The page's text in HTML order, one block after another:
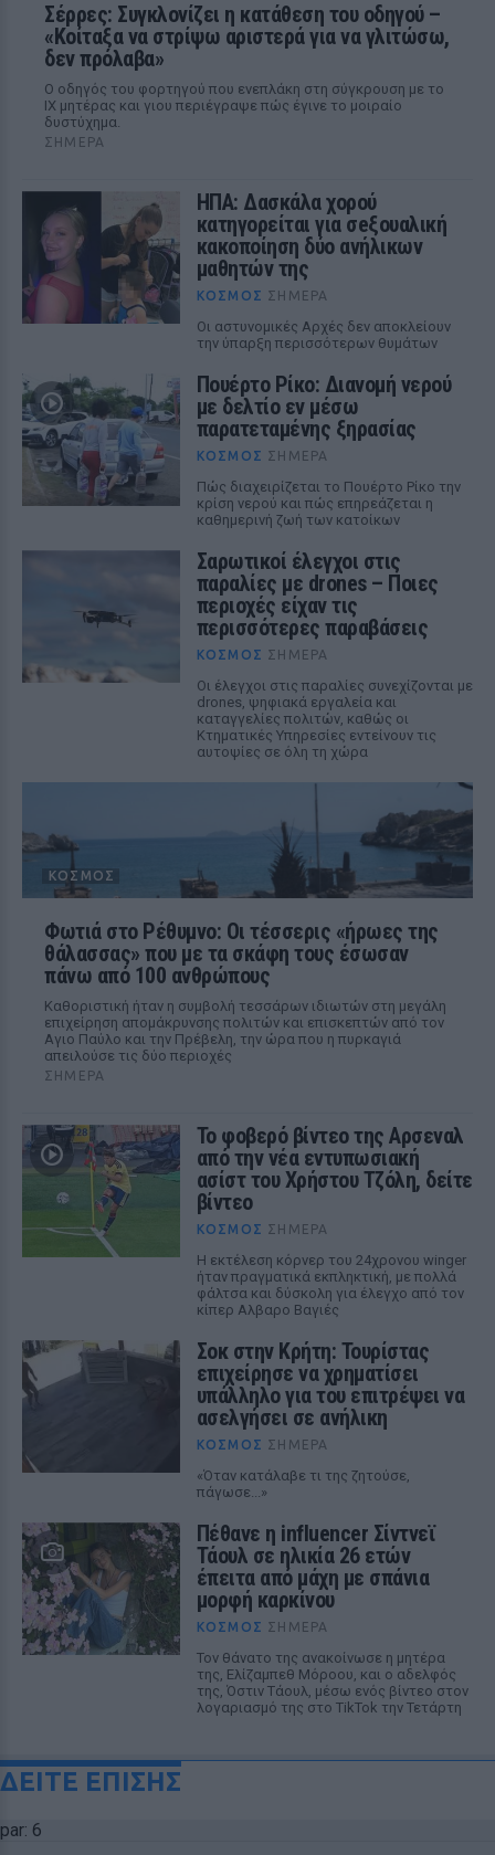
Σέρρες: Συγκλονίζει η κατάθεση του οδηγού –
«Κοίταξα να στρίψω αριστερά για να γλιτώσω,
δεν πρόλαβα»
Ο οδηγός του φορτηγού που ενεπλάκη στη σύγκρουση με το
ΙΧ μητέρας και γιου περιέγραψε πώς έγινε το μοιραίο
δυστύχημα.
ΣΉΜΕΡΑ
ΗΠΑ: Δασκάλα χορού
κατηγορείται για σeξουαλική
κακοποίηση δύο ανήλικων
μαθητών της
ΚΌΣΜΟΣ ΣΉΜΕΡΑ
Οι αστυνομικές Αρχές δεν αποκλείουν
την ύπαρξη περισσότερων θυμάτων
Πουέρτο Ρίκο: Διανομή νερού
με δελτίο εν μέσω
παρατεταμένης ξηρασίας
ΚΌΣΜΟΣ ΣΉΜΕΡΑ
Πώς διαχειρίζεται το Πουέρτο Ρίκο την
κρίση νερού και πώς επηρεάζεται η
καθημερινή ζωή των κατοίκων
Σαρωτικοί έλεγχοι στις
παραλίες με drones – Ποιες
περιοχές είχαν τις
περισσότερες παραβάσεις
ΚΌΣΜΟΣ ΣΉΜΕΡΑ
Οι έλεγχοι στις παραλίες συνεχίζονται με
drones, ψηφιακά εργαλεία και
καταγγελίες πολιτών, καθώς οι
Κτηματικές Υπηρεσίες εντείνουν τις
αυτοψίες σε όλη τη χώρα
ΚΌΣΜΟΣ
Φωτιά στο Ρέθυμνο: Οι τέσσερις «ήρωες της
θάλασσας» που με τα σκάφη τους έσωσαν
πάνω από 100 ανθρώπους
Καθοριστική ήταν η συμβολή τεσσάρων ιδιωτών στη μεγάλη
επιχείρηση απομάκρυνσης πολιτών και επισκεπτών από τον
Αγιο Παύλο και την Πρέβελη, την ώρα που η πυρκαγιά
απειλούσε τις δύο περιοχές
ΣΉΜΕΡΑ
Το φοβερό βίντεο της Αρσεναλ
από την νέα εντυπωσιακή
ασίστ του Χρήστου Τζόλη, δείτε
βίντεο
ΚΌΣΜΟΣ ΣΉΜΕΡΑ
Η εκτέλεση κόρνερ του 24χρονου winger
ήταν πραγματικά εκπληκτική, με πολλά
φάλτσα και δύσκολη για έλεγχο από τον
κίπερ Αλβαρο Βαγιές
Σοκ στην Κρήτη: Τουρίστας
επιχείρησε να χρηματίσει
υπάλληλο για του επιτρέψει να
ασελγήσει σε ανήλικη
ΚΌΣΜΟΣ ΣΉΜΕΡΑ
«Όταν κατάλαβε τι της ζητούσε,
πάγωσε...»
Πέθανε η influencer Σίντνεϊ
Τάουλ σε ηλικία 26 ετών
έπειτα από μάχη με σπάνια
μορφή καρκίνου
ΚΌΣΜΟΣ ΣΉΜΕΡΑ
Τον θάνατο της ανακοίνωσε η μητέρα
της, Ελίζαμπεθ Μόροου, και ο αδελφός
της, Όστιν Τάουλ, μέσω ενός βίντεο στον
λογαριασμό της στο TikTok την Τετάρτη
ΔΕΙΤΕ ΕΠΙΣΗΣ
par: 6